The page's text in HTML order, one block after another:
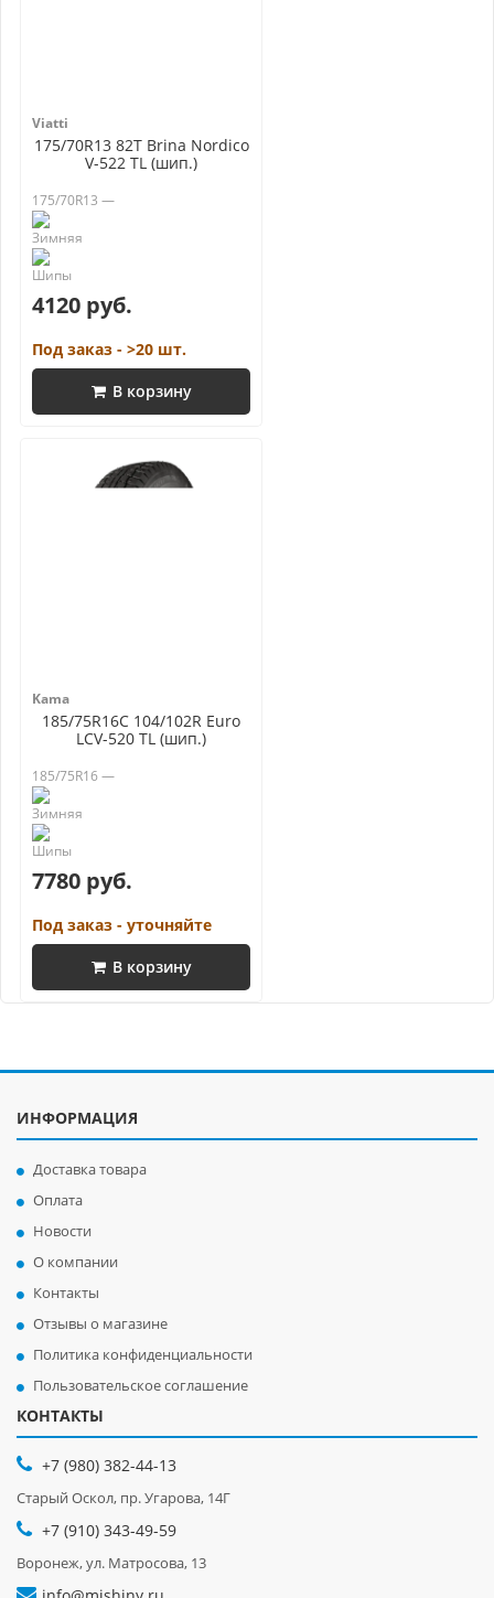
Viatti
175/70R13 82T Brina Nordico
V-522 TL (шип.)
175/70R13 —
4120 руб.
Под заказ - >20 шт.
В корзину
Kama
185/75R16C 104/102R Euro
LCV-520 TL (шип.)
185/75R16 —
7780 руб.
Под заказ - уточняйте
В корзину
ИНФОРМАЦИЯ
Доставка товара
Оплата
Новости
О компании
Контакты
Отзывы о магазине
Политика конфиденциальности
Пользовательское соглашение
КОНТАКТЫ
+7 (980) 382-44-13
Старый Оскол, пр. Угарова, 14Г
+7 (910) 343-49-59
Воронеж, ул. Матросова, 13